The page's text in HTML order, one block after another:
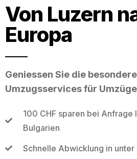
Von Luzern
Europa
Geniessen Sie die
Umzugsservices für
100 CHF sparen bei Anfrage
Bulgarien
Schnelle Abwicklung in unter